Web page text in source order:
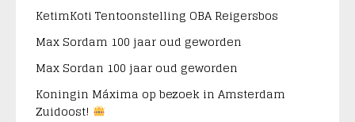
KetimKoti Tentoonstelling OBA Reigersbos
Max Sordam 100 jaar oud geworden
Max Sordan 100 jaar oud geworden
Koningin Máxima op bezoek in Amsterdam
Zuidoost!